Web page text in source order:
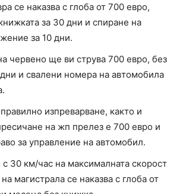
се наказва с глоба от 700 евро,
за 30 дни и спиране на
за 10 дни.
червено ще ви струва 700 евро, без
и свалени номера на автомобила
изпреварване, както и
на жп прелез е 700 евро и
за управление на автомобил.
30 км/час на максималната скорост
магистрала се наказва с глоба от